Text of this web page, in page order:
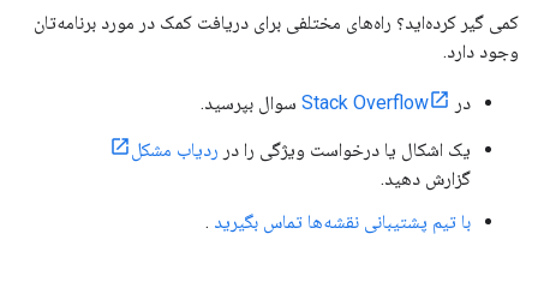
کمی گیر کرده‌اید؟ راه‌های مختلفی برای دریافت کمک در مورد برنامه‌تان
وجود دارد.
در Stack Overflow سوال بپرسید.
یک اشکال یا درخواست ویژگی را در ردیاب مشکل
گزارش دهید.
با تیم پشتیبانی نقشه‌ها تماس بگیرید .